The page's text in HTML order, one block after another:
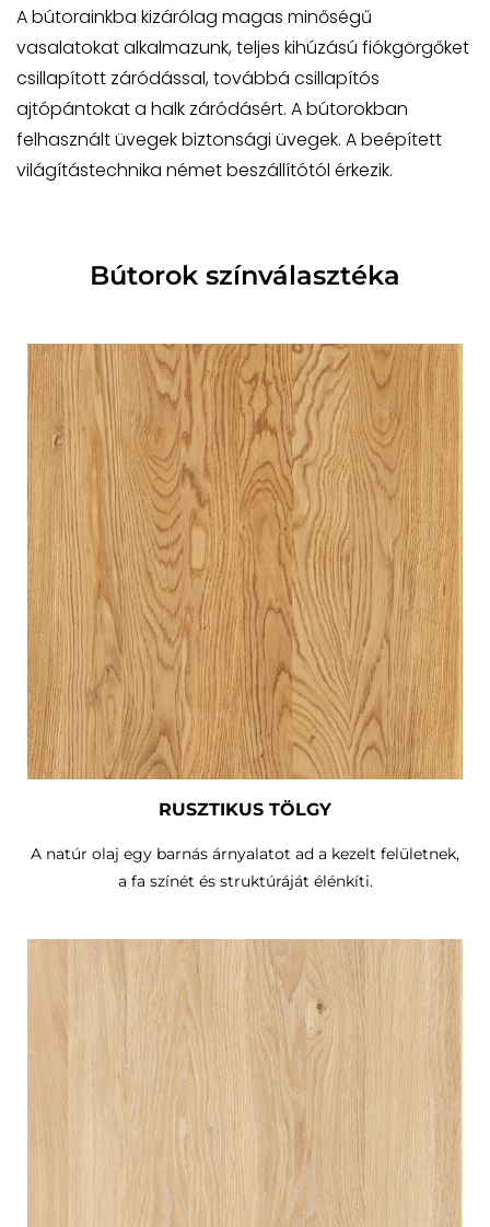
A bútorainkba kizárólag magas minőségű
vasalatokat alkalmazunk, teljes kihúzású fiókgörgőket
csillapított záródással, továbbá csillapítós
ajtópántokat a halk záródásért. A bútorokban
felhasznált üvegek biztonsági üvegek. A beépített
világítástechnika német beszállítótól érkezik.
Bútorok színválasztéka
RUSZTIKUS TÖLGY
A natúr olaj egy barnás árnyalatot ad a kezelt felületnek,
a fa színét és struktúráját élénkíti.